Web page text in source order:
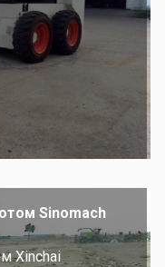
Sinomach
Xinchai